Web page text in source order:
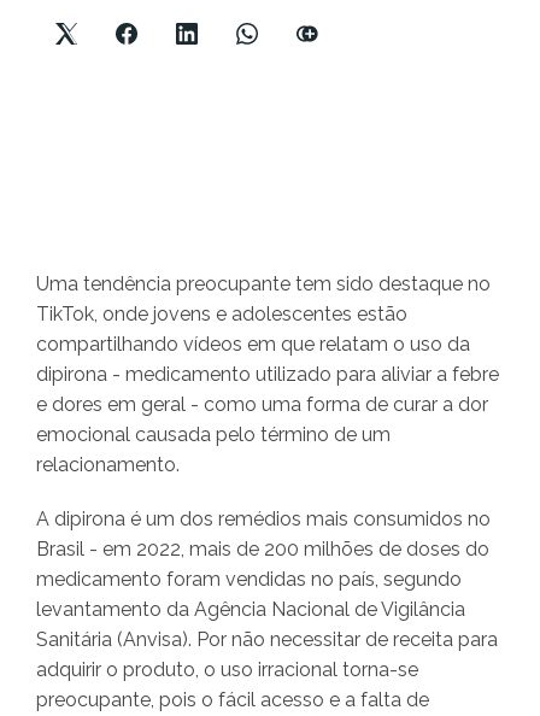
Uma tendência preocupante tem sido destaque no
TikTok, onde jovens e adolescentes estão
compartilhando vídeos em que relatam o uso da
dipirona - medicamento utilizado para aliviar a febre
e dores em geral - como uma forma de curar a dor
emocional causada pelo término de um
relacionamento.
A dipirona é um dos remédios mais consumidos no
Brasil - em 2022, mais de 200 milhões de doses do
medicamento foram vendidas no país, segundo
levantamento da Agência Nacional de Vigilância
Sanitária (Anvisa). Por não necessitar de receita para
adquirir o produto, o uso irracional torna-se
preocupante, pois o fácil acesso e a falta de